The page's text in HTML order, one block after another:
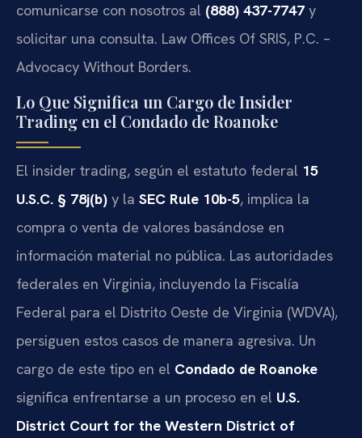
comunicarse con nosotros al (888) 437-7747 y
solicitar una consulta. Law Offices Of SRIS, P.C. –
Advocacy Without Borders.
Lo Que Significa un Cargo de Insider
Trading en el Condado de Roanoke
El insider trading, según el estatuto federal 15
U.S.C. § 78j(b) y la SEC Rule 10b-5, implica la
compra o venta de valores basándose en
información material no pública. Las autoridades
federales en Virginia, incluyendo la Fiscalía
Federal para el Distrito Oeste de Virginia (WDVA),
persiguen estos casos de manera agresiva. Un
cargo de este tipo en el Condado de Roanoke
significa enfrentarse a un proceso en el U.S.
District Court for the Western District of